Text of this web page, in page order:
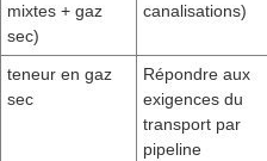
mixtes + gaz
sec)
canalisations)
teneur en gaz
sec
Répondre aux
exigences du
transport par
pipeline